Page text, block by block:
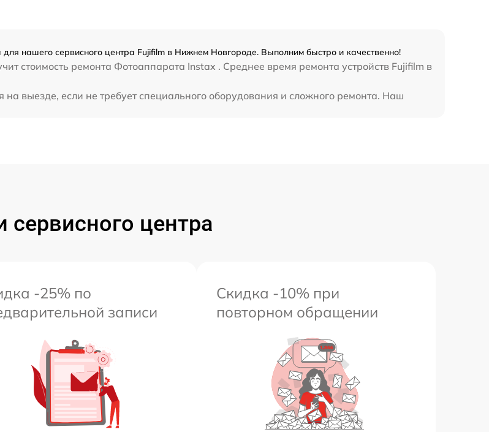
нашего сервисного центра Fujifilm в Нижнем Новгороде. Выполним быстро и качественно!
стоимость ремонта Фотоаппарата Instax . Среднее время ремонта устройств Fujifilm в
выезде, если не требует специального оборудования и сложного ремонта. Наш
сервисного центра
-25% по
записи
Скидка -10% при
повторном обращении